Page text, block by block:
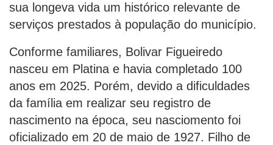
sua longeva vida um histórico relevante de
serviços prestados à população do município.
Conforme familiares, Bolivar Figueiredo
nasceu em Platina e havia completado 100
anos em 2025. Porém, devido a dificuldades
da família em realizar seu registro de
nascimento na época, seu nasciomento foi
oficializado em 20 de maio de 1927. Filho de